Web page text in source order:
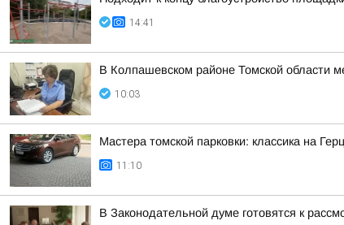
14:41
В Колпашевском районе Томской области
10:03
Мастера томской парковки: классика на
11:10
В Законодательной думе готовятся к